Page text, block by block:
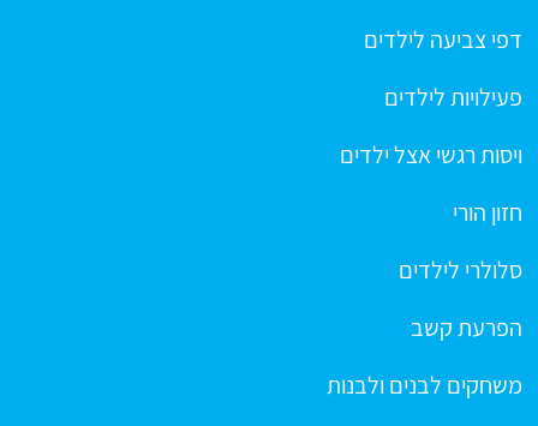
דפי צביעה לילדים
פעילויות לילדים
ויסות רגשי אצל ילדים
חזון הורי
סלולרי לילדים
הפרעת קשב
משחקים לבנים ולבנות